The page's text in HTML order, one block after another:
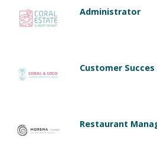
Administrator
Customer
Restaurant